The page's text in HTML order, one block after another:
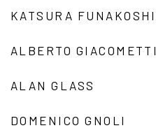
KATSURA FUNAKOSHI
ALBERTO GIACOMETTI
ALAN GLASS
DOMENICO GNOLI